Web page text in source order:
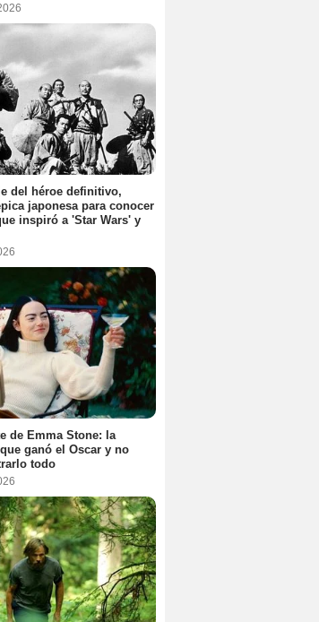
del héroe definitivo,
japonesa para conocer
inspiró a 'Star Wars' y
de Emma Stone: la
ganó el Oscar y no
todo